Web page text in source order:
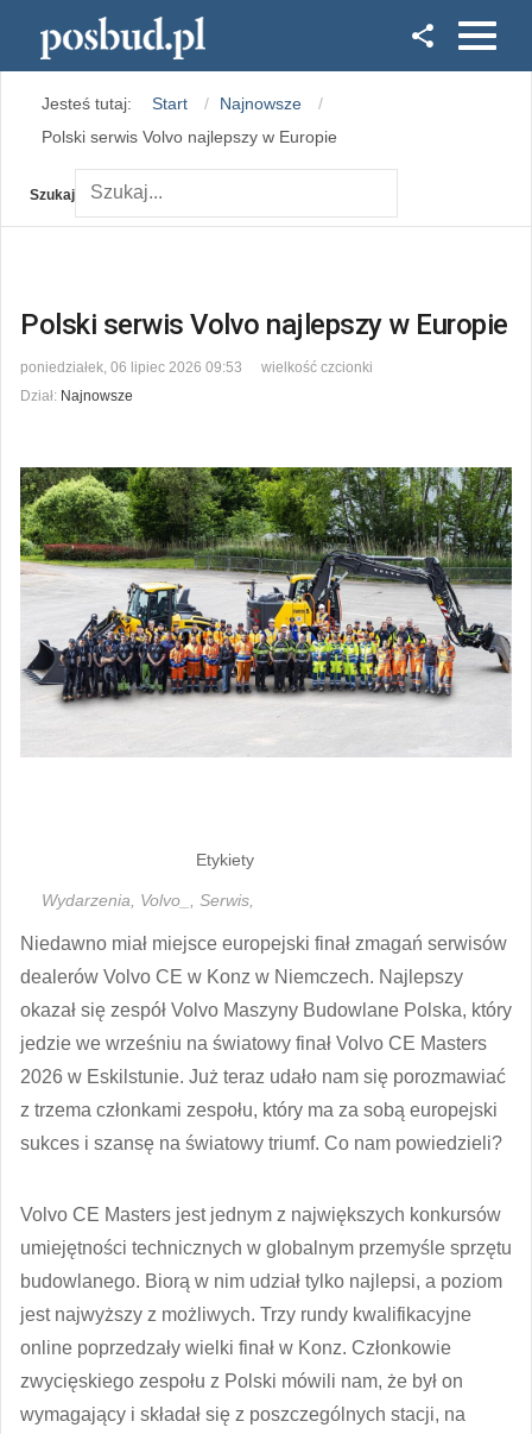
Instagram
Jesteś tutaj: Start
Najnowsze
Polski serwis Volvo najlepszy w Europie
Szukaj
Polski serwis Volvo najlepszy w Europie
poniedziałek, 06 lipiec 2026 09:53
wielkość czcionki
Dział: Najnowsze
Etykiety
Wydarzenia, Volvo_, Serwis,
Niedawno miał miejsce europejski finał zmagań serwisów
dealerów Volvo CE w Konz w Niemczech. Najlepszy
okazał się zespół Volvo Maszyny Budowlane Polska, który
jedzie we wrześniu na światowy finał Volvo CE Masters
2026 w Eskilstunie. Już teraz udało nam się porozmawiać
z trzema członkami zespołu, który ma za sobą europejski
sukces i szansę na światowy triumf. Co nam powiedzieli?
Volvo CE Masters jest jednym z największych konkursów
umiejętności technicznych w globalnym przemyśle sprzętu
budowlanego. Biorą w nim udział tylko najlepsi, a poziom
jest najwyższy z możliwych. Trzy rundy kwalifikacyjne
online poprzedzały wielki finał w Konz. Członkowie
zwycięskiego zespołu z Polski mówili nam, że był on
wymagający i składał się z poszczególnych stacji, na